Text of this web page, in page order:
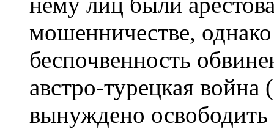
мошенничестве, однако
беспочвенность
австро-турецкая
вынуждено